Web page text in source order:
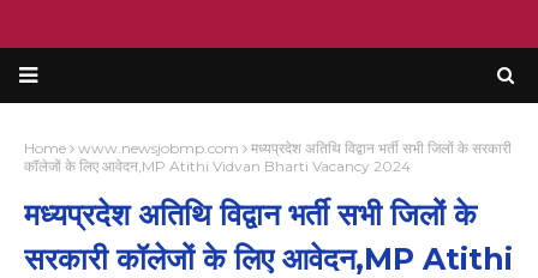
Home www.newsjobmp.com
मध्यप्रदेश अतिथि विद्वान भर्ती सभी जिलों के सरकारी
कॉलेजों के लिए आवेदन,MP Atithi Vidvan Bharti Vacancy 2024
मध्यप्रदेश अतिथि विद्वान भर्ती सभी जिलों के
सरकारी कॉलेजों के लिए आवेदन,MP Atithi